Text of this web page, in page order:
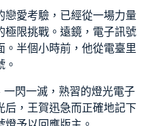
戀愛考驗，已經從一場力量
極限挑戰。遠鏡，電子訊號
。半個小時前，他從電臺里
。
一閃一滅，熟習的燈光電子
后，王賀迅急而正確地記下